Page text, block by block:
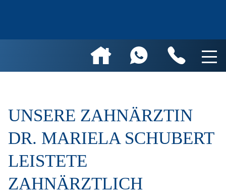
UNSERE ZAHNÄRZTIN
DR. MARIELA SCHUBERT
LEISTETE
ZAHNÄRZTLICH